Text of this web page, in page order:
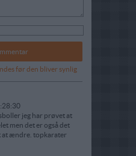
før den bliver synlig
jeg har prøvet at
men det er også det
at ændre. topkarater